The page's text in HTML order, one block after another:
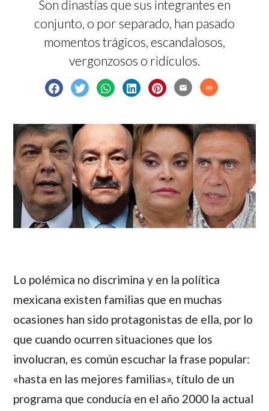
Son dinastías que sus integrantes en
conjunto, o por separado, han pasado
momentos trágicos, escandalosos,
vergonzosos o ridículos.
email link
Lo polémica no discrimina y en la política
mexicana existen familias que en muchas
ocasiones han sido protagonistas de ella, por lo
que cuando ocurren situaciones que los
involucran, es común escuchar la frase popular:
«hasta en las mejores familias», título de un
programa que conducía en el año 2000 la actual